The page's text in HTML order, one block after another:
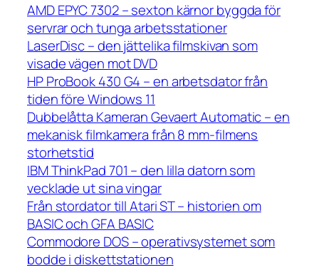
AMD EPYC 7302 – sexton kärnor byggda för
servrar och tunga arbetsstationer
LaserDisc – den jättelika filmskivan som
visade vägen mot DVD
HP ProBook 430 G4 – en arbetsdator från
tiden före Windows 11
Dubbelåtta Kameran Gevaert Automatic – en
mekanisk filmkamera från 8 mm-filmens
storhetstid
IBM ThinkPad 701 – den lilla datorn som
vecklade ut sina vingar
Från stordator till Atari ST – historien om
BASIC och GFA BASIC
Commodore DOS – operativsystemet som
bodde i diskettstationen